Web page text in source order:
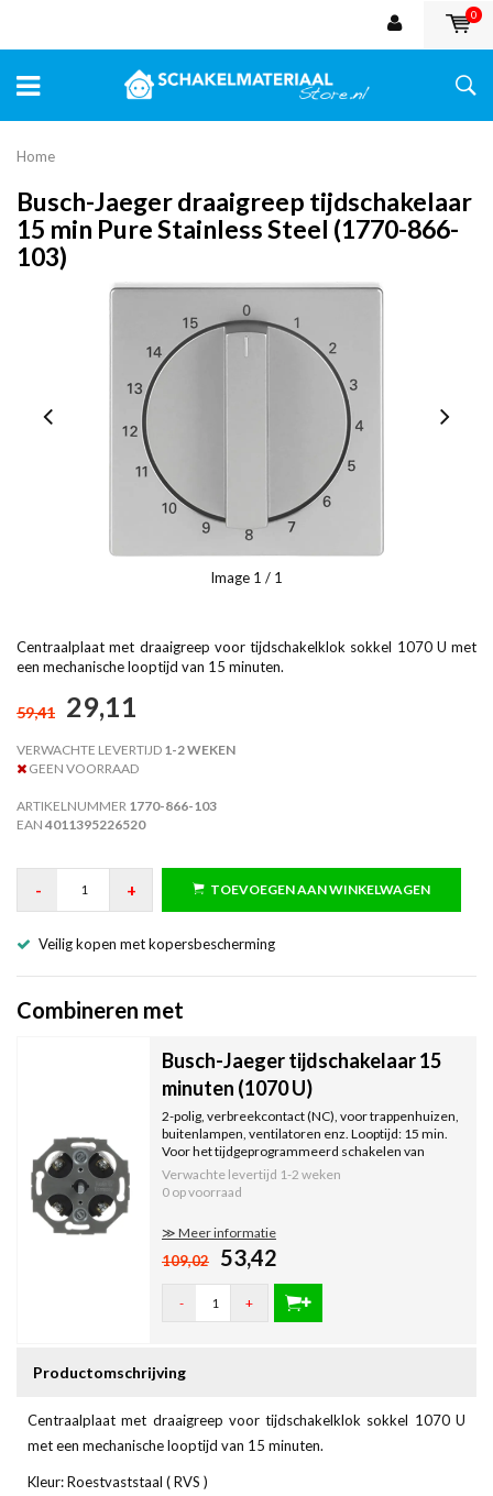
0
Home
Busch-Jaeger draaigreep tijdschakelaar
15 min Pure Stainless Steel (1770-866-
103)
Image 1 / 1
Centraalplaat met draaigreep voor tijdschakelklok sokkel 1070 U met
een mechanische looptijd van 15 minuten.
59,41 29,11
VERWACHTE LEVERTIJD 1-2 WEKEN
GEEN VOORRAAD
ARTIKELNUMMER 1770-866-103
EAN 4011395226520
- + TOEVOEGEN AAN WINKELWAGEN
Veilig kopen met kopersbescherming
Combineren met
Busch-Jaeger tijdschakelaar 15
minuten (1070 U)
2-polig, verbreekcontact (NC), voor trappenhuizen,
buitenlampen, ventilatoren enz. Looptijd: 15 min.
Voor het tijdgeprogrammeerd schakelen van
elektrische verbruikers.
Verwachte levertijd 1-2 weken
0 op voorraad
≫ Meer informatie
109,02 53,42
- +
Productomschrijving
Centraalplaat met draaigreep voor tijdschakelklok sokkel 1070 U
met een mechanische looptijd van 15 minuten.
Kleur: Roestvaststaal ( RVS )